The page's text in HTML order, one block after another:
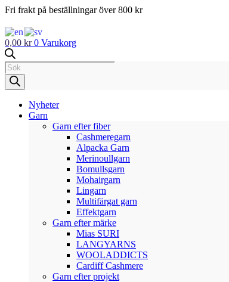
Hoppa
innehåll
Fri frakt på beställningar över 800 kr
0,00 kr 0 Varukorg
Products
search
Nyheter
Garn
Garn efter fiber
Cashmeregarn
Alpacka Garn
Merinoullgarn
Bomullsgarn
Mohairgarn
Lingarn
Multifärgat garn
Effektgarn
Garn efter märke
Mias SURI
LANGYARNS
WOOLADDICTS
Cardiff Cashmere
Garn efter projekt